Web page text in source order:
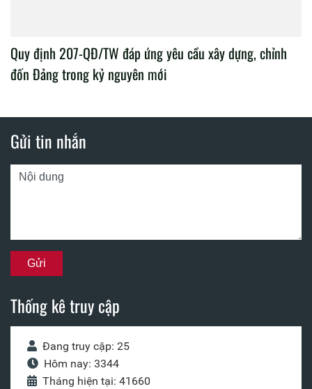
Quy định 207-QĐ/TW đáp ứng yêu cầu xây dựng, chỉnh
đốn Đảng trong kỷ nguyên mới
Gửi tin nhắn
Thống kê truy cập
Đang truy cập: 25
Hôm nay: 3344
Tháng hiện tại: 41660